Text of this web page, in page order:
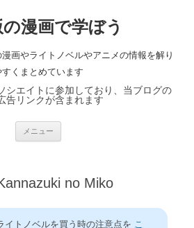
漫画で学ぼう
画やライトノベルやアニメの情報を解り
すくまとめています
シエイトに参加しており、当ブログの
告リンクが含まれます
メニュー
ス
no Miko
イトノベルを買う時の注意点を こ